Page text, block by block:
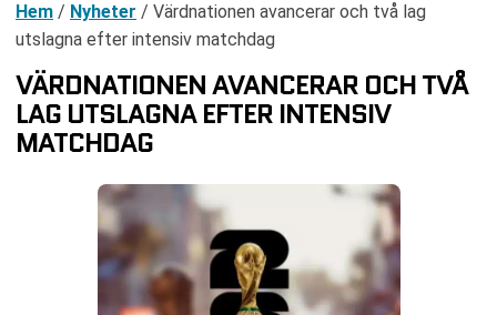
Hem / Nyheter / Värdnationen avancerar och två lag
utslagna efter intensiv matchdag
VÄRDNATIONEN AVANCERAR OCH TVÅ
LAG UTSLAGNA EFTER INTENSIV
MATCHDAG